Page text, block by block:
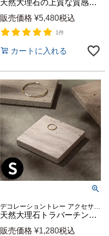
天然大理石の上質な質感を愉しむディスプレイトレー 約20×29cm [34625]
販売価格 ¥5,480税込
1件
カートに入れる
デコレーショントレー アクセサリートレイ アクセサリートレー オブジェ 撮影 小道具 展示 ハロウィン クリスマス バースデー パーティー カフェ 店舗 レストラン トラバーチン ギフト
天然大理石トラバーチンのデコレーショントレー 角型Sサイズ 約W10×D10cm インド製ハンドメイド [34623]
販売価格 ¥1,280税込